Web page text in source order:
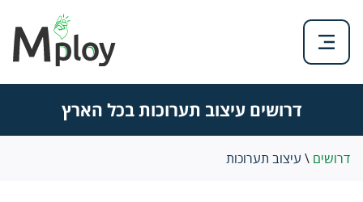
דרושים עיצוב תערוכות בכל הארץ
דרושים \ עיצוב תערוכות